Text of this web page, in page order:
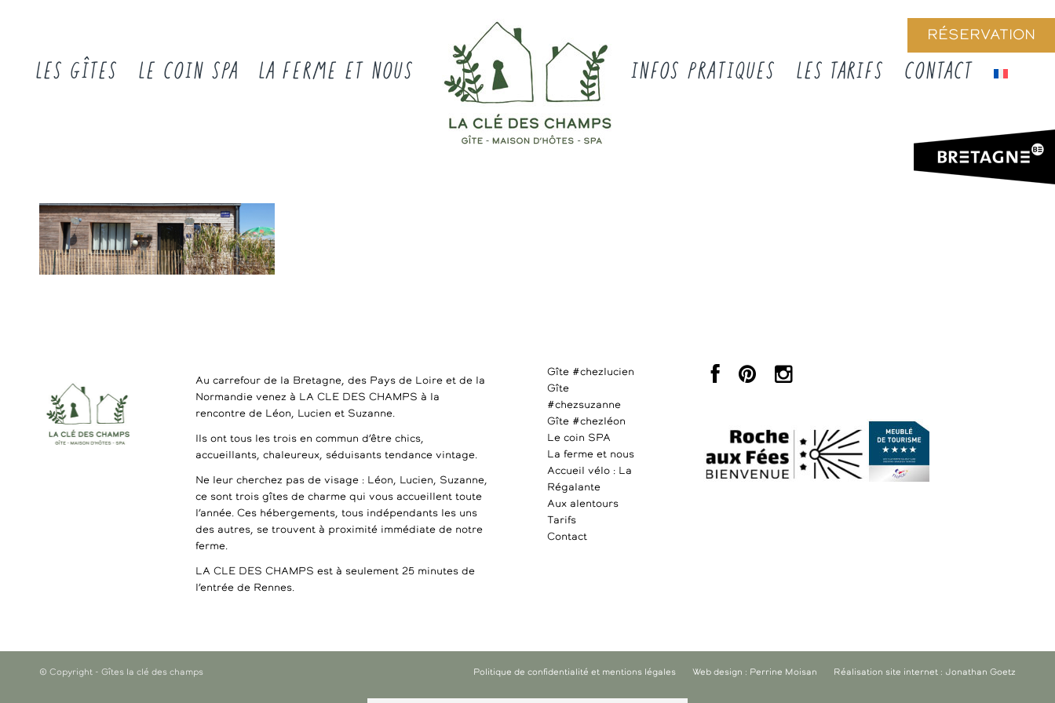
RÉSERVATION
LES GÎTES LE COIN SPA LA FERME ET NOUS INFOS PRATIQUES LES TARIFS CONTACT
Au carrefour de la Bretagne, des Pays de Loire et de la
Normandie venez à LA CLE DES CHAMPS à la
rencontre de Léon, Lucien et Suzanne.
Ils ont tous les trois en commun d’être chics,
accueillants, chaleureux, séduisants tendance vintage.
Ne leur cherchez pas de visage : Léon, Lucien, Suzanne,
ce sont trois gîtes de charme qui vous accueillent toute
l’année. Ces hébergements, tous indépendants les uns
des autres, se trouvent à proximité immédiate de notre
ferme.
LA CLE DES CHAMPS est à seulement 25 minutes de
l’entrée de Rennes.
Gîte #chezlucien
Gîte
#chezsuzanne
Gîte #chezléon
Le coin SPA
La ferme et nous
Accueil vélo : La
Régalante
Aux alentours
Tarifs
Contact
© Copyright - Gîtes la clé des champs Politique de confidentialité et mentions légales Web design : Perrine Moisan Réalisation site internet : Jonathan Goetz